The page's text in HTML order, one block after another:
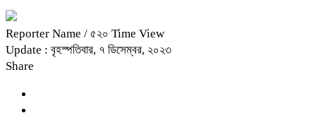
Reporter Name / ৫২০ Time View
Update : বৃহস্পতিবার, ৭ ডিসেম্বর, ২০২৩
Share